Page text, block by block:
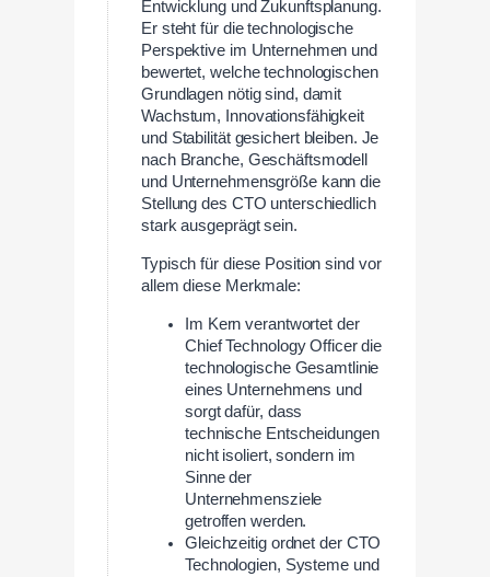
Entwicklung und Zukunftsplanung.
Er steht für die technologische
Perspektive im Unternehmen und
bewertet, welche technologischen
Grundlagen nötig sind, damit
Wachstum, Innovationsfähigkeit
und Stabilität gesichert bleiben. Je
nach Branche, Geschäftsmodell
und Unternehmensgröße kann die
Stellung des CTO unterschiedlich
stark ausgeprägt sein.
Typisch für diese Position sind vor
allem diese Merkmale:
Im Kern verantwortet der
Chief Technology Officer die
technologische Gesamtlinie
eines Unternehmens und
sorgt dafür, dass
technische Entscheidungen
nicht isoliert, sondern im
Sinne der
Unternehmensziele
getroffen werden.
Gleichzeitig ordnet der CTO
Technologien, Systeme und